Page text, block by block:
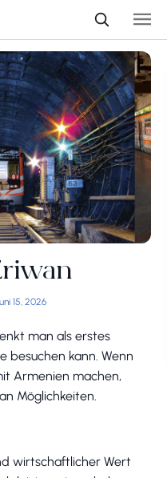
15, 2026
man als erstes
besuchen kann. Wenn
Armenien machen,
Möglichkeiten.
wirtschaftlicher Wert